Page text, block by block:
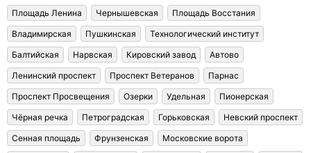
Площадь Ленина
Чернышевская
Площадь Восстания
Владимирская
Пушкинская
Технологический институт
Балтийская
Нарвская Кировский завод
Автово
Ленинский проспект
Проспект Ветеранов
Парнас
Проспект Просвещения
Озерки Удельная
Пионерская
Чёрная речка
Петроградская Горьковская
Невский проспект
Сенная площадь
Фрунзенская
Московские ворота